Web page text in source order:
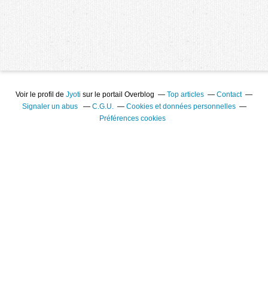
Voir le profil de Jyoti sur le portail Overblog Top articles
Contact
Signaler un abus
C.G.U.
Cookies et données personnelles
Préférences cookies